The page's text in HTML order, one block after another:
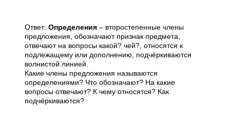
Ответ: Определения – второстепенные члены
предложения, обозначают признак предмета,
отвечают на вопросы какой? чей?, относятся к
подлежащему или дополнению, подчёркиваются
волнистой линией.
Какие члены предложения называются
определениями? Что обозначают? На какие
вопросы отвечают? К чему относятся? Как
подчёркиваются?